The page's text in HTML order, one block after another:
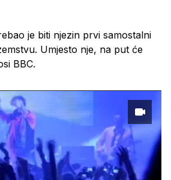
je biti njezin prvi samostalni
Umjesto nje, na put će
BBC.